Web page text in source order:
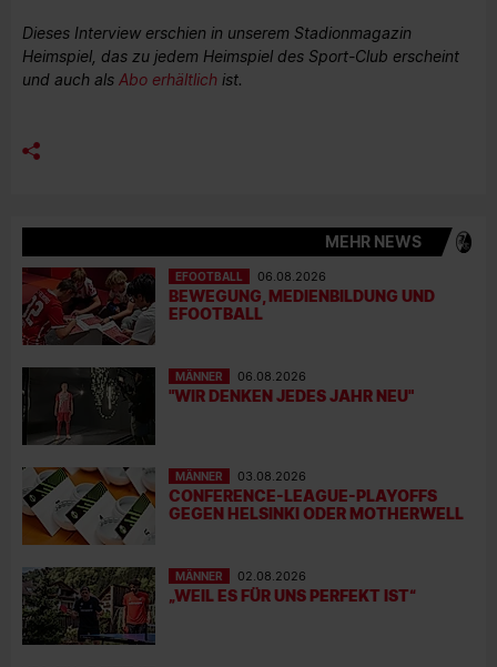
Dieses Interview erschien in unserem Stadionmagazin
Heimspiel, das zu jedem Heimspiel des Sport-Club erscheint
und auch als Abo erhältlich ist.
MEHR NEWS
EFOOTBALL 06.08.2026
BEWEGUNG, MEDIENBILDUNG UND
EFOOTBALL
MÄNNER 06.08.2026
"WIR DENKEN JEDES JAHR NEU"
MÄNNER 03.08.2026
CONFERENCE-LEAGUE-PLAYOFFS
GEGEN HELSINKI ODER MOTHERWELL
MÄNNER 02.08.2026
„WEIL ES FÜR UNS PERFEKT IST“